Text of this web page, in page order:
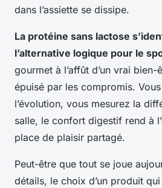
dans l’assiette se dissipe.
La protéine sans lactose
l’alternative logique pour le
gourmet à l’affût d’un vrai bien-
épuisé par les compromis.
l’évolution, vous mesurez la
salle, le confort digestif rend à
place de plaisir partagé.
Peut-être que tout se joue
détails, le choix d’un produit